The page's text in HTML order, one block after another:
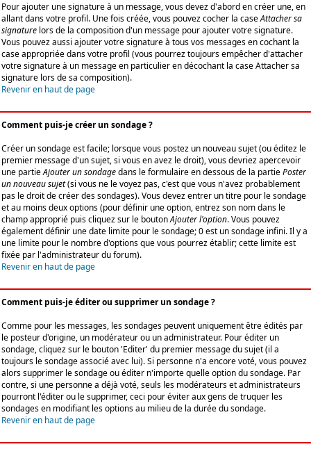
Pour ajouter une signature à un message, vous devez d'abord en créer une, en
allant dans votre profil. Une fois créée, vous pouvez cocher la caseAttacher sa
signature lors de la composition d'un message pour ajouter votre signature.
Vous pouvez aussi ajouter votre signature à tous vos messages en cochant la
case appropriée dans votre profil (vous pourrez toujours empêcher d'attacher
votre signature à un message en particulier en décochant la case Attacher sa
signature lors de sa composition).
Revenir en haut de page
Comment puis-je créer un sondage ?
Créer un sondage est facile; lorsque vous postez un nouveau sujet (ou éditez le
premier message d'un sujet, si vous en avez le droit), vous devriez apercevoir
une partieAjouter un sondagedans le formulaire en dessous de la partiePoster
un nouveau sujet(si vous ne le voyez pas, c'est que vous n'avez probablement
pas le droit de créer des sondages). Vous devez entrer un titre pour le sondage
et au moins deux options (pour définir une option, entrez son nom dans le
champ approprié puis cliquez sur le boutonAjouter l'option. Vous pouvez
également définir une date limite pour le sondage; 0 est un sondage infini. Il y a
une limite pour le nombre d'options que vous pourrez établir; cette limite est
fixée par l'administrateur du forum).
Revenir en haut de page
Comment puis-je éditer ou supprimer un sondage ?
Comme pour les messages, les sondages peuvent uniquement être édités par
le posteur d'origine, un modérateur ou un administrateur. Pour éditer un
sondage, cliquez sur le bouton 'Editer' du premier message du sujet (il a
toujours le sondage associé avec lui). Si personne n'a encore voté, vous pouvez
alors supprimer le sondage ou éditer n'importe quelle option du sondage. Par
contre, si une personne a déjà voté, seuls les modérateurs et administrateurs
pourront l'éditer ou le supprimer, ceci pour éviter aux gens de truquer les
sondages en modifiant les options au milieu de la durée du sondage.
Revenir en haut de page